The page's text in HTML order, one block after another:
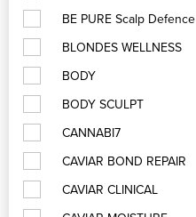
BE PURE Scalp Defence
BLONDES WELLNESS
BODY
BODY SCULPT
CANNABI7
CAVIAR BOND REPAIR
CAVIAR CLINICAL